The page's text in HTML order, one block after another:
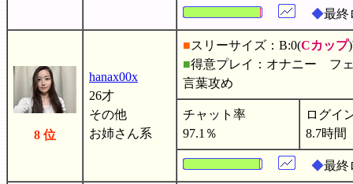
◆最終
8 位
hanax00x
26才
その他
お姉さん系
■スリーサイズ：B:0(Cカップ
■得意プレイ：オナニー
言葉攻め
チャット率
97.1％
ログイ
8.7時間
◆最終